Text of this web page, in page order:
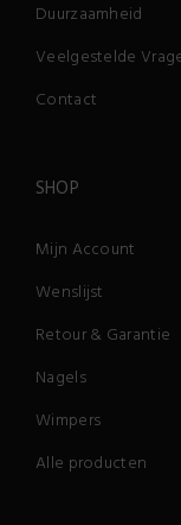
Duurzaamheid
Veelgestelde
Contact
SHOP
Mijn Account
Wenslijst
Retour & Garantie
Nagels
Wimpers
Alle producten